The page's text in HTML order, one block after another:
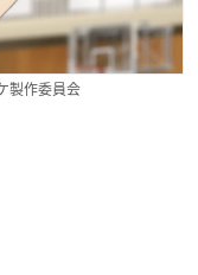
製作委員会